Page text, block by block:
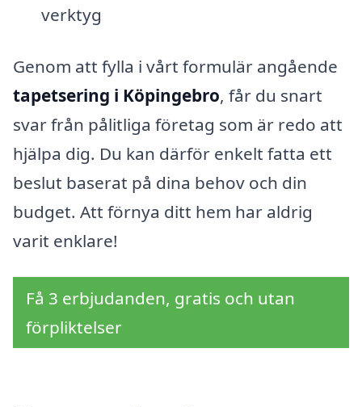
verktyg
Genom att fylla i vårt formulär angående
tapetsering i Köpingebro, får du snart
svar från pålitliga företag som är redo att
hjälpa dig. Du kan därför enkelt fatta ett
beslut baserat på dina behov och din
budget. Att förnya ditt hem har aldrig
varit enklare!
Få 3 erbjudanden, gratis och utan
förpliktelser